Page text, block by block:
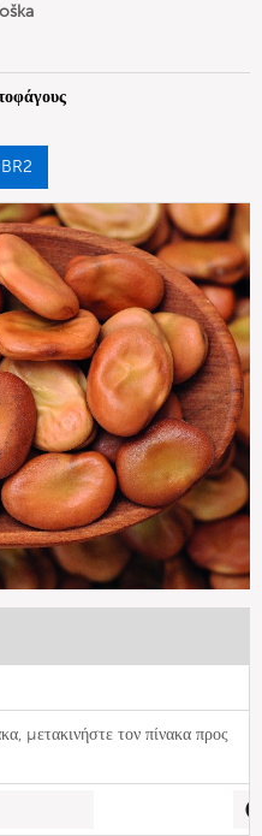
μετακινήστε τον πίνακα προς